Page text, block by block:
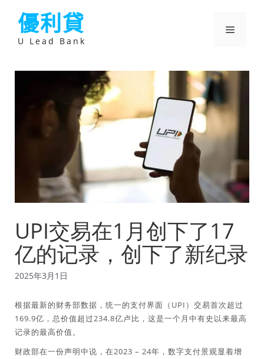
優利貸
U Lead Bank
選
UPI交易在1月创下了17
亿的记录，创下了新纪录
2025年3月1日
根据最新的财务部数据，统一的支付界面（UPI）交易首次超过
169.9亿，总价值超过234.8亿卢比，这是一个月中有史以来最高
记录的最高价值。
财政部在一份声明中说，在2023 – 24年，数字支付景观显着增